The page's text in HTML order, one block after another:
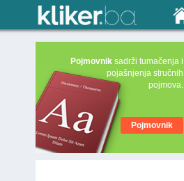
Pojmovnik sadrži tumačenja i
pojašnjenja stručnih
pojmova.
Pojmovnik